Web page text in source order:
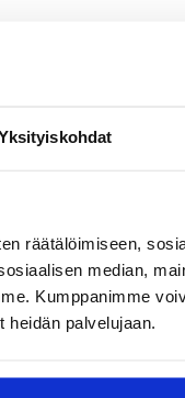
räätälöimiseen,
median,
Kumppanimme
heidän palvelujaan.
jonka